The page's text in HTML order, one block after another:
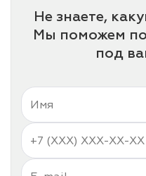
Не знаете,
Мы поможем
под